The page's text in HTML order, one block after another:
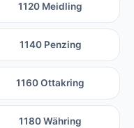
1120 Meidling
1140 Penzing
1160 Ottakring
1180 Währing